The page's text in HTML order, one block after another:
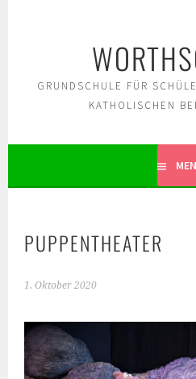
GRUNDSCHULE FÜR
KATHOLISCHEN
PUPPENTHEATER
1. Oktober 2020